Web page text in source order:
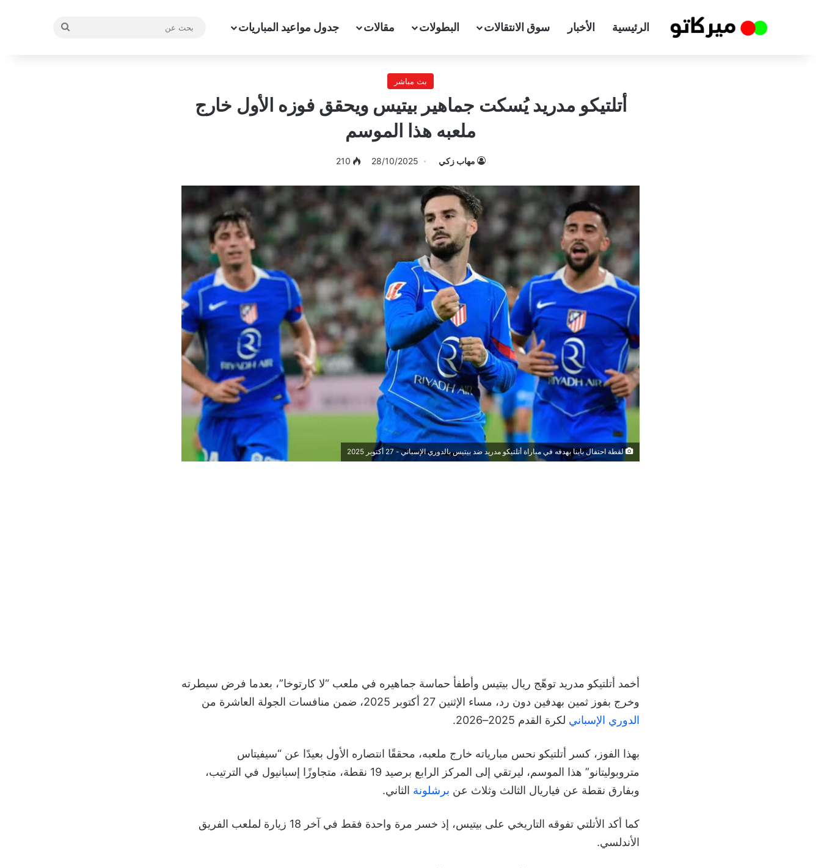
الرئيسية الأخبار سوق الانتقالات البطولات مقالات جدول مواعيد المباريات
بث مباشر
أتلتيكو مدريد يُسكت جماهير بيتيس ويحقق فوزه الأول خارج
ملعبه هذا الموسم
مهاب زكي 28/10/2025
210
لقطة احتفال باينا بهدفه في مباراة أتلتيكو مدريد ضد بيتيس بالدوري الإسباني - 27 أكتوبر 2025
أخمد أتلتيكو مدريد توهّج ريال بيتيس وأطفأ حماسة جماهيره في ملعب “لا كارتوخا”، بعدما فرض سيطرته
وخرج بفوز ثمين بهدفين دون رد، مساء الإثنين 27 أكتوبر 2025، ضمن منافسات الجولة العاشرة من
الدوري الإسباني لكرة القدم 2025–2026.
بهذا الفوز، كسر أتلتيكو نحس مبارياته خارج ملعبه، محققًا انتصاره الأول بعيدًا عن “سيفيتاس
متروبوليتانو” هذا الموسم، ليرتقي إلى المركز الرابع برصيد 19 نقطة، متجاوزًا إسبانيول في الترتيب،
وبفارق نقطة عن فياريال الثالث وثلاث عن برشلونة الثاني.
كما أكد الأتلتي تفوقه التاريخي على بيتيس، إذ خسر مرة واحدة فقط في آخر 18 زيارة لملعب الفريق
الأندلسي.